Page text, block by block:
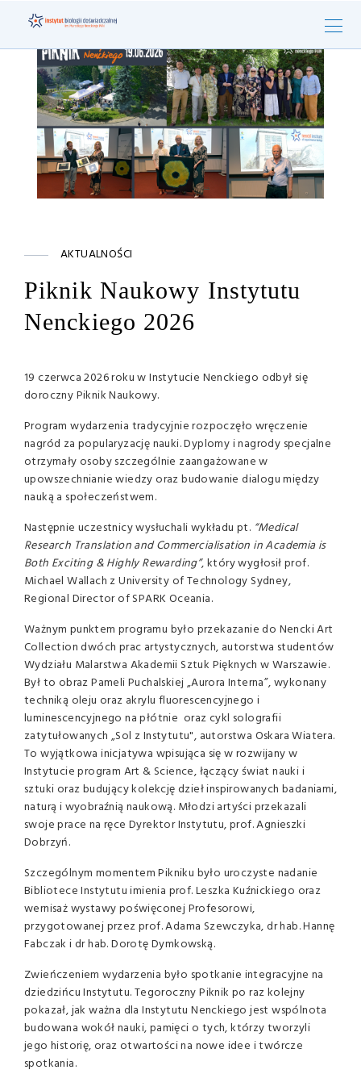
AKTUALNOŚCI
Piknik Naukowy Instytutu
Nenckiego 2026
19 czerwca 2026 roku w Instytucie Nenckiego odbył się
doroczny Piknik Naukowy.
Program wydarzenia tradycyjnie rozpoczęło wręczenie
nagród za popularyzację nauki. Dyplomy i nagrody specjalne
otrzymały osoby szczególnie zaangażowane w
upowszechnianie wiedzy oraz budowanie dialogu między
nauką a społeczeństwem.
Następnie uczestnicy wysłuchali wykładu pt. “Medical
Research Translation and Commercialisation in Academia is
Both Exciting & Highly Rewarding”, który wygłosił prof.
Michael Wallach z University of Technology Sydney,
Regional Director of SPARK Oceania.
Ważnym punktem programu było przekazanie do Nencki Art
Collection dwóch prac artystycznych, autorstwa studentów
Wydziału Malarstwa Akademii Sztuk Pięknych w Warszawie.
Był to obraz Pameli Puchalskiej „Aurora Interna”, wykonany
techniką oleju oraz akrylu fluorescencyjnego i
luminescencyjnego na płótnie oraz cykl solografii
zatytułowanych „Sol z Instytutu", autorstwa Oskara Wiatera.
To wyjątkowa inicjatywa wpisująca się w rozwijany w
Instytucie program Art & Science, łączący świat nauki i
sztuki oraz budujący kolekcję dzieł inspirowanych badaniami,
naturą i wyobraźnią naukową. Młodzi artyści przekazali
swoje prace na ręce Dyrektor Instytutu, prof. Agnieszki
Dobrzyń.
Szczególnym momentem Pikniku było uroczyste nadanie
Bibliotece Instytutu imienia prof. Leszka Kuźnickiego oraz
wernisaż wystawy poświęconej Profesorowi,
przygotowanej przez prof. Adama Szewczyka, dr hab. Hannę
Fabczak i dr hab. Dorotę Dymkowską.
Zwieńczeniem wydarzenia było spotkanie integracyjne na
dziedzińcu Instytutu. Tegoroczny Piknik po raz kolejny
pokazał, jak ważna dla Instytutu Nenckiego jest wspólnota
budowana wokół nauki, pamięci o tych, którzy tworzyli
jego historię, oraz otwartości na nowe idee i twórcze
spotkania.